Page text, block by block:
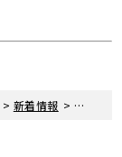
> 新着情報 > 上尾市